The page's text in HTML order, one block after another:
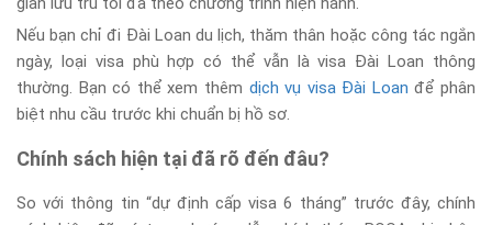
Nếu bạn chỉ đi Đài Loan du lịch, thăm thân hoặc công tác ngắn
ngày, loại visa phù hợp có thể vẫn là visa Đài Loan thông
thường. Bạn có thể xem thêm dịch vụ visa Đài Loan để phân
biệt nhu cầu trước khi chuẩn bị hồ sơ.
Chính sách hiện tại đã rõ đến đâu?
So với thông tin “dự định cấp visa 6 tháng” trước đây, chính